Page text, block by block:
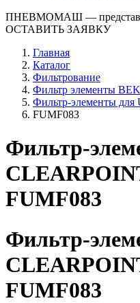
ПНЕВМОМАШ —
ОСТАВИТЬ ЗАЯВКУ
Главная
Каталог
Фильтрование
Фильтр элементы
Фильтр-элементы
FUMF083
Фильтр-
FUMF083
Фильтр-
FUMF083